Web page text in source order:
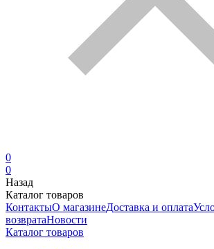
0
0
Назад
Каталог товаров
КонтактыО магазинеДоставка и оплата
возвратаНовости
Каталог товаров